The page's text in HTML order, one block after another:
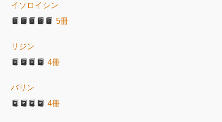
イソロイシン
5冊
リジン
4冊
バリン
4冊